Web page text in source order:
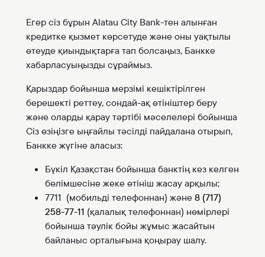
Егер сіз бұрын Alatau City Bank-тен алынған
кредитке қызмет көрсетуде және оны уақтылы
өтеуде қиындықтарға тап болсаңыз, Банкке
хабарласуыңызды сұраймыз.
Қарыздар бойынша мерзімі кешіктірілген
берешекті реттеу, сондай-ақ өтініштер беру
және оларды қарау тәртібі мәселелері бойынша
Сіз өзіңізге ыңғайлы тәсілді пайдалана отырып,
Банкке жүгіне аласыз:
Бүкіл Қазақстан бойынша банктің кез келген
бөлімшесіне жеке өтініш жасау арқылы;
7711 (мобильді телефоннан) және8 (717)
258-77-11 (қалалық телефоннан) нөмірлері
бойынша тәулік бойы жұмыс жасайтын
байланыс орталығына қоңырау шалу.